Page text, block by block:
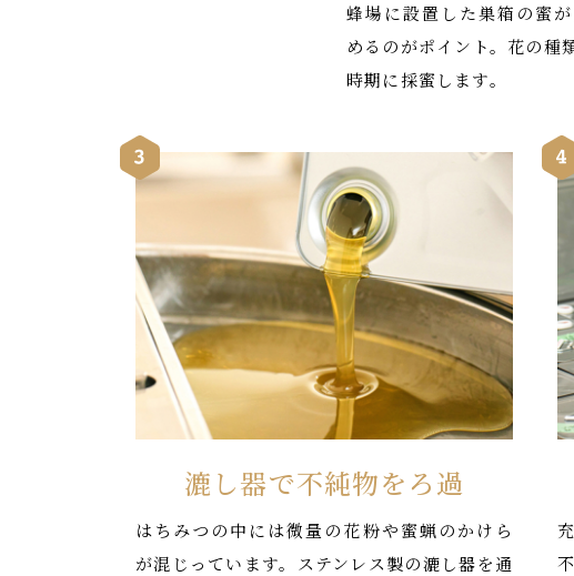
蜂場に設置した巣箱の蜜
めるのがポイント。花の種
時期に採蜜します。
漉し器で不純物をろ過
はちみつの中には微量の花粉や蜜蝋のかけら
が混じっています。ステンレス製の漉し器を通